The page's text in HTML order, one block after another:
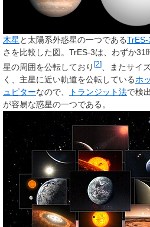
木星と太陽系外惑星の一つであるTrES-
さを比較した図。TrES-3は、わずか31
星の周囲を公転しており [2]
、またサイ
く、主星に近い軌道を公転しているホ
ュピターなので、 トランジット法で検
が容易な惑星の一つである。